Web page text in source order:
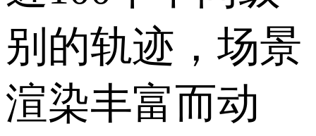
别的轨迹，场景
渲染丰富而动